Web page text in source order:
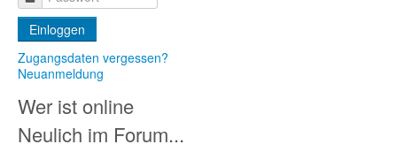
Ergebnisdienst
Community
Einloggen
Zugangsdaten vergessen?
Neuanmeldung
Wer ist online
Neulich im Forum...